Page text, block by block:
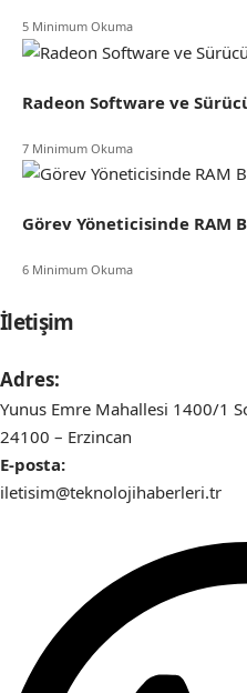
5 Minimum Okuma
Radeon Software ve
7 Minimum Okuma
Görev Yöneticisinde RAM
6 Minimum Okuma
İletişim
Adres:
Yunus Emre Mahallesi 1400/1
24100 – Erzincan
E-posta:
iletisim@teknolojihaberleri.tr